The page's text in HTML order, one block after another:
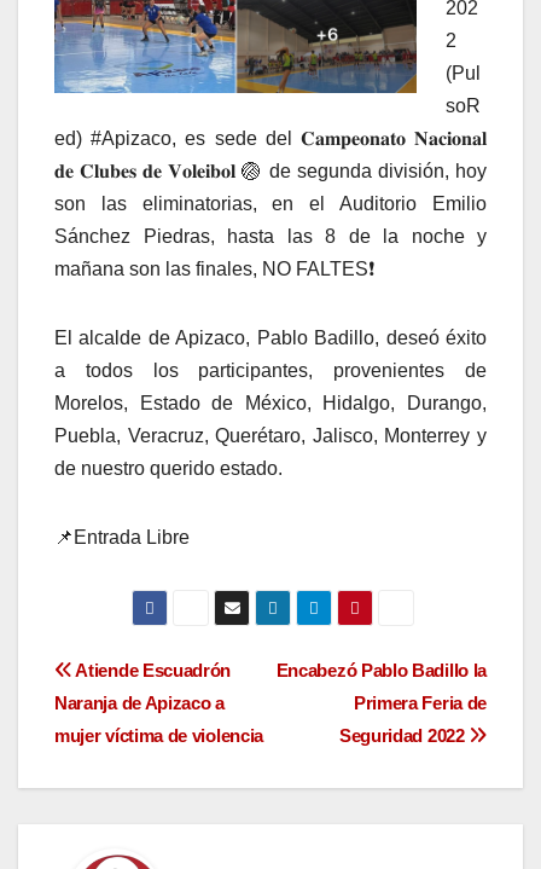
202
2
(Pul
soR
ed) #Apizaco, es sede del 𝐂𝐚𝐦𝐩𝐞𝐨𝐧𝐚𝐭𝐨 𝐍𝐚𝐜𝐢𝐨𝐧𝐚𝐥
𝐝𝐞 𝐂𝐥𝐮𝐛𝐞𝐬 𝐝𝐞 𝐕𝐨𝐥𝐞𝐢𝐛𝐨𝐥 🏐 de segunda división, hoy
son las eliminatorias, en el Auditorio Emilio
Sánchez Piedras, hasta las 8 de la noche y
mañana son las finales, NO FALTES❗️
El alcalde de Apizaco, Pablo Badillo, deseó éxito
a todos los participantes, provenientes de
Morelos, Estado de México, Hidalgo, Durango,
Puebla, Veracruz, Querétaro, Jalisco, Monterrey y
de nuestro querido estado.
📌Entrada Libre
Navegación
de
entradas
Encabezó Pablo Badillo la
Primera Feria de
Seguridad 2022
Atiende Escuadrón
Naranja de Apizaco a
mujer víctima de violencia